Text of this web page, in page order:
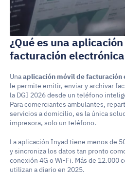
¿Qué es una
facturación
Una aplicación móvil de facturación
le permite emitir, enviar y archivar
la DGI 2026 desde un teléfono
Para comerciantes ambulantes,
servicios a domicilio, es la única
impresora, solo un teléfono.
La aplicación Inyad tiene menos de
y sincroniza los datos tan pronto
conexión 4G o Wi-Fi. Más de 12.000
utilizan a diario en 2025.